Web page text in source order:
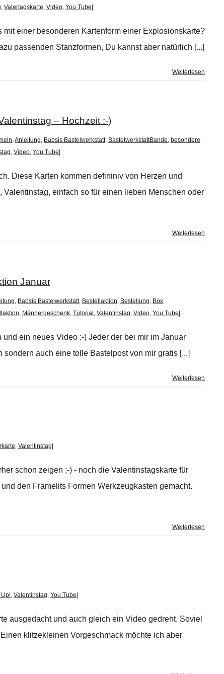
, Vatertagskarte, Video, You Tube
einer besonderen Kartenform einer Explosionskarte?
passenden Stanzformen, Du kannst aber natürlich [...]
Weiterlesen
– Hochzeit :-)
,Anleitung, Babsis Bastelwerkstatt, BastelwerkstattBande, besondere
, Video, You Tube
Diese Karten kommen defininiv von Herzen und
einfach so für einen lieben Menschen oder
Weiterlesen
Januar
, Babsis Bastelwerkstatt, Bestellaktion, Bestellung, Box,
, Männergeschenk, Tutorial , Valentinstag, Video, You Tube
ein neues Video :-) Jeder der bei mir im Januar
auch eine tolle Bastelpost von mir gratis [...]
Weiterlesen
, Valentinstag
schon zeigen ;-) - noch die Valentinstagskarte für
den Framelits Formen Werkzeugkasten gemacht.
Weiterlesen
, Valentinstag, You Tube
ausgedacht und auch gleich ein Video gedreht. Soviel
klitzekleinen Vorgeschmack möchte ich aber